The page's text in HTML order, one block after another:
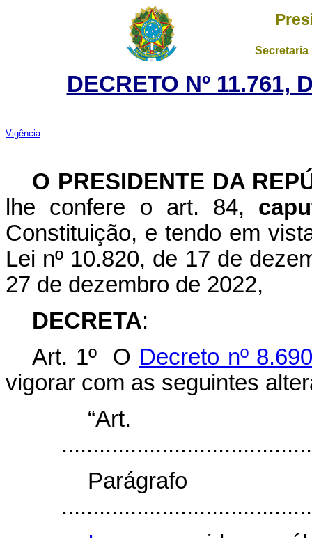
DECRETO Nº 11.761,
Vigência
O PRESIDENTE DA
lhe confere o art. 84,
Constituição, e tendo em
Lei nº 10.820, de 17 de
27 de dezembro de 2022,
DECRETA:
Art. 1º O Decreto nº
vigorar com as seguintes